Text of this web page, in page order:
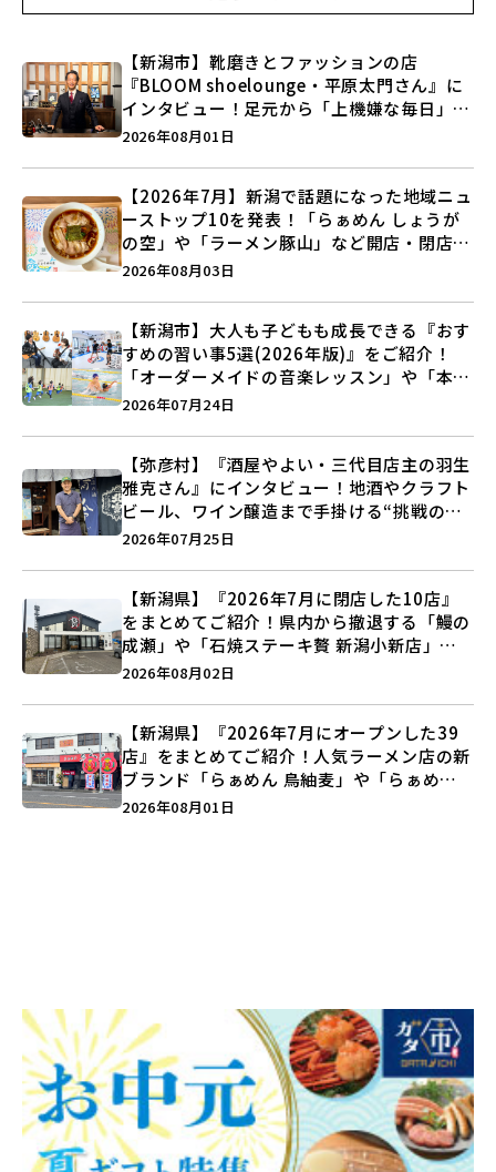
【新潟市】靴磨きとファッションの店
『BLOOM shoelounge・平原太門さん』に
インタビュー！足元から「上機嫌な毎日」を
つくる装いの提案とは？
2026年08月01日
【2026年7月】新潟で話題になった地域ニュ
ーストップ10を発表！「らぁめん しょうが
の空」や「ラーメン豚山」など開店・閉店の
注目記事をランキングでご紹介♪
2026年08月03日
【新潟市】大人も子どもも成長できる『おす
すめの習い事5選(2026年版)』をご紹介！
「オーダーメイドの音楽レッスン」や「本格
キックボクシング」で新しい自分を見つけよ
2026年07月24日
【弥彦村】『酒屋やよい・三代目店主の羽生
雅克さん』にインタビュー！地酒やクラフト
ビール、ワイン醸造まで手掛ける“挑戦の歴
史”に迫る♪
2026年07月25日
【新潟県】『2026年7月に閉店した10店』
をまとめてご紹介！県内から撤退する「鰻の
成瀬」や「石焼ステーキ贅 新潟小新店」が
営業に幕…。
2026年08月02日
【新潟県】『2026年7月にオープンした39
店』をまとめてご紹介！人気ラーメン店の新
ブランド「らぁめん 鳥紬麦」や「らぁめん
しょうがの空」など盛りだくさん♪
2026年08月01日